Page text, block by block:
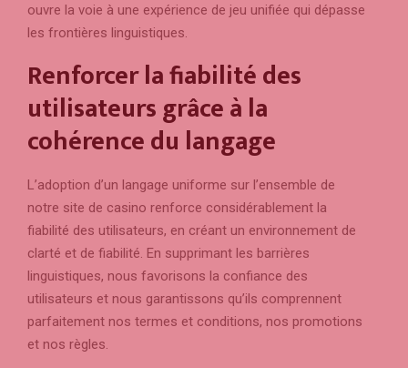
ouvre la voie à une expérience de jeu unifiée qui dépasse
les frontières linguistiques.
Renforcer la fiabilité des
utilisateurs grâce à la
cohérence du langage
L’adoption d’un langage uniforme sur l’ensemble de
notre site de casino renforce considérablement la
fiabilité des utilisateurs, en créant un environnement de
clarté et de fiabilité. En supprimant les barrières
linguistiques, nous favorisons la confiance des
utilisateurs et nous garantissons qu’ils comprennent
parfaitement nos termes et conditions, nos promotions
et nos règles.